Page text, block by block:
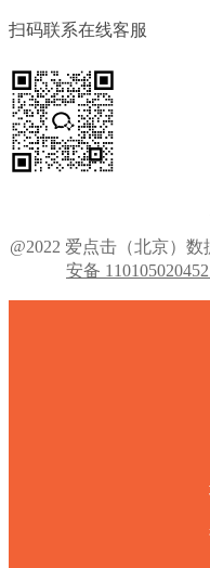
扫码联系在线客服
@2022 爱点击（北京）
安备